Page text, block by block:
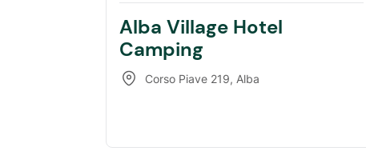
Alba Village Hotel
Camping
Corso Piave 219, Alba